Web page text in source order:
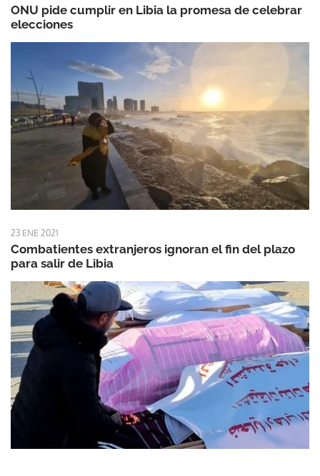
ONU pide cumplir en Libia la promesa de celebrar
elecciones
23 ENE 2021
Combatientes extranjeros ignoran el fin del plazo
para salir de Libia